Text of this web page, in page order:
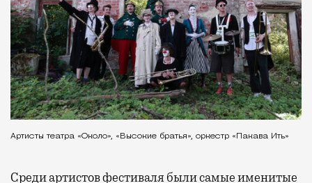
Артисты театра «Около», «Высокие братья», оркестр «Пакава Ить»
Среди артистов фестиваля были самые именитые